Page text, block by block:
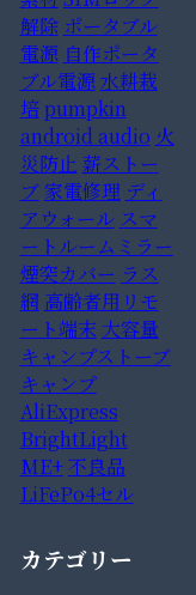
解除 ポータブル
電源 自作ポータ
ブル電源水耕栽
培pumpkin
android audio 火
災防止 薪ストー
ブ家電修理 ディ
アウォール スマ
ートルームミラー
煙突カバー ラス
網 高齢者用リモ
ート端末大容量
キャンプストーブ
キャンプ
AliExpress
BrightLight
ME+不良品
LiFePo4セル
カテゴリー